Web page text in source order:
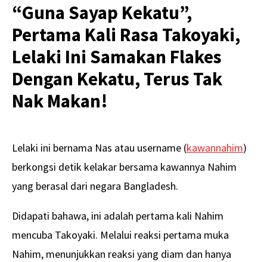
“Guna Sayap Kekatu”,
Pertama Kali Rasa Takoyaki,
Lelaki Ini Samakan Flakes
Dengan Kekatu, Terus Tak
Nak Makan!
Lelaki ini bernama Nas atau username (kawannahim)
berkongsi detik kelakar bersama kawannya Nahim
yang berasal dari negara Bangladesh.
Didapati bahawa, ini adalah pertama kali Nahim
mencuba Takoyaki. Melalui reaksi pertama muka
Nahim, menunjukkan reaksi yang diam dan hanya